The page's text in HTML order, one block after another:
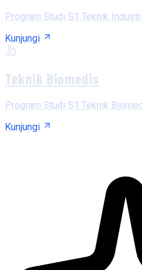
Program Studi S1 Teknik Industri
Kunjungi
Teknik Biomedis
Program Studi S1 Teknik
Kunjungi